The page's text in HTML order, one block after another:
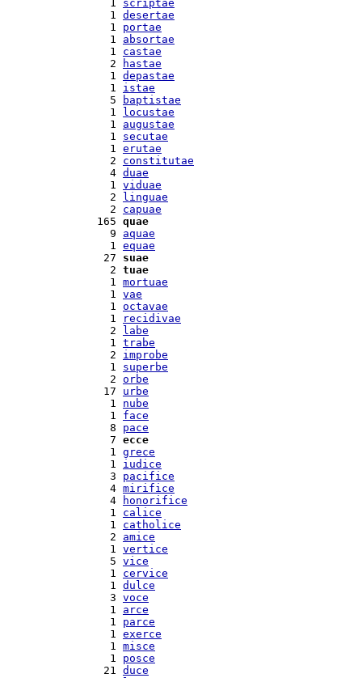
  1
scriptae
  1
desertae
  1
portae
  1
absortae
  1
castae
  2
hastae
  1
depastae
  1
istae
  5
baptistae
  1
locustae
  1
augustae
  1
secutae
  1
erutae
  2
constitutae
  4
duae
  1
viduae
  2
linguae
  2
capuae
165 quae
  9
aquae
  1
equae
27 suae
  2
tuae
  1
mortuae
  1
vae
  1
octavae
  1
recidivae
  2
labe
  1
trabe
  2
improbe
  1
superbe
  2
orbe
17 urbe
  1
nube
  1
face
  8
pace
  7
ecce
  1
grece
  1
iudice
  3
pacifice
  4
mirifice
  4
honorifice
  1
calice
  1
catholice
  2
amice
  1
vertice
  5
vice
  1
cervice
  1
dulce
  3
voce
  1
arce
  1
parce
  1
exerce
  1
misce
  1
posce
21 duce